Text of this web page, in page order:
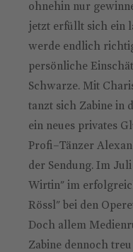
ohnehin nur
jetzt erfüllt sich ein
werde endlich
persönliche
Schwarze. Mit
tanzt sich Zabine in
ein neues privates
Profi–Tänzer
der Sendung. Im
Wirtin" im
Rössl" bei den
Doch allem
Zabine dennoch